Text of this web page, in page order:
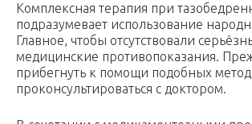
Комплексная терапия при
подразумевает использование
Главное, чтобы отсутствовали
медицинские противопоказания.
прибегнуть к помощи подобных
проконсультироваться с доктором.